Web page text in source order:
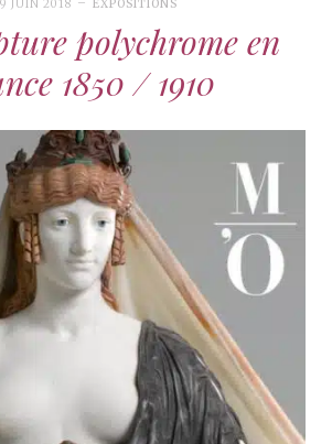
JUIN 2018 EXPOSITIONS
polychrome en
1850 / 1910